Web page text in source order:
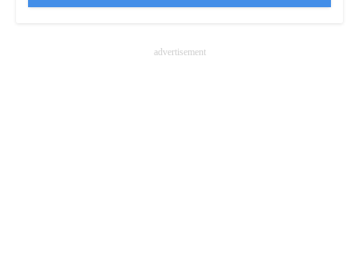
IT製品の技術・比較・事例advertisement